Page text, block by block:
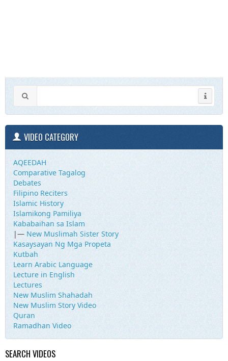
VIDEO CATEGORY
AQEEDAH
Comparative Tagalog
Debates
Filipino Reciters
Islamic History
Islamikong Pamiliya
Kababaihan sa Islam
|— New Muslimah Sister Story
Kasaysayan Ng Mga Propeta
Kutbah
Learn Arabic Language
Lecture in English
Lectures
New Muslim Shahadah
New Muslim Story Video
Quran
Ramadhan Video
SEARCH VIDEOS